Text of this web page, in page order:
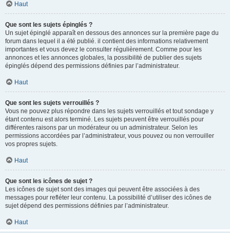
Haut
Que sont les sujets épinglés ?
Un sujet épinglé apparaît en dessous des annonces sur la première page du
forum dans lequel il a été publié. il contient des informations relativement
importantes et vous devez le consulter régulièrement. Comme pour les
annonces et les annonces globales, la possibilité de publier des sujets
épinglés dépend des permissions définies par l’administrateur.
Haut
Que sont les sujets verrouillés ?
Vous ne pouvez plus répondre dans les sujets verrouillés et tout sondage y
étant contenu est alors terminé. Les sujets peuvent être verrouillés pour
différentes raisons par un modérateur ou un administrateur. Selon les
permissions accordées par l’administrateur, vous pouvez ou non verrouiller
vos propres sujets.
Haut
Que sont les icônes de sujet ?
Les icônes de sujet sont des images qui peuvent être associées à des
messages pour refléter leur contenu. La possibilité d’utiliser des icônes de
sujet dépend des permissions définies par l’administrateur.
Haut